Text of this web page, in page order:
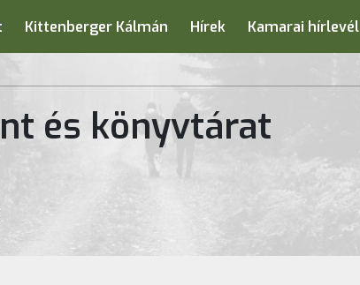
Kittenberger Kálmán Hírek Kamarai hírlevél
és könyvtárat